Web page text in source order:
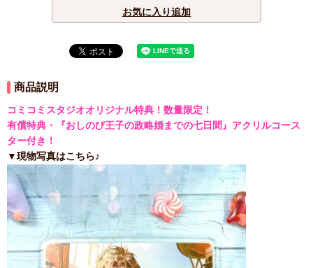
お気に入り追加
商品説明
コミコミスタジオオリジナル特典！数量限定！
有償特典・『おしのび王子の政略婚までの七日間』アクリルコース
ター付き！
▼現物写真はこちら♪